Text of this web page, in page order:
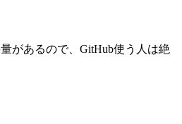
があるので、GitHub使う人は絶